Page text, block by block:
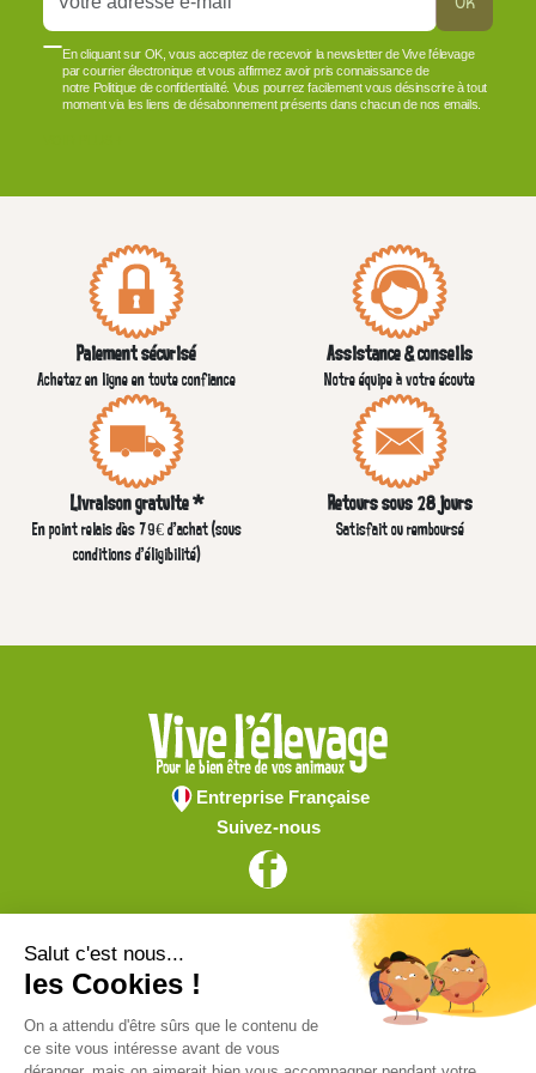
En cliquant sur OK, vous acceptez de recevoir la newsletter de Vive l'élevage
par courrier électronique et vous affirmez avoir pris connaissance de
notre Politique de confidentialité. Vous pourrez facilement vous désinscrire à tout
moment via les liens de désabonnement présents dans chacun de nos emails.
Paiement sécurisé
Achetez en ligne en toute confiance
Assistance & conseils
Notre équipe à votre écoute
Livraison gratuite *
En point relais dès 79€ d’achat (sous
conditions d'éligibilité)
Retours sous 28 jours
Satisfait ou remboursé
Entreprise Française
Suivez-nous
Vive l'élevage
Achat en ligne